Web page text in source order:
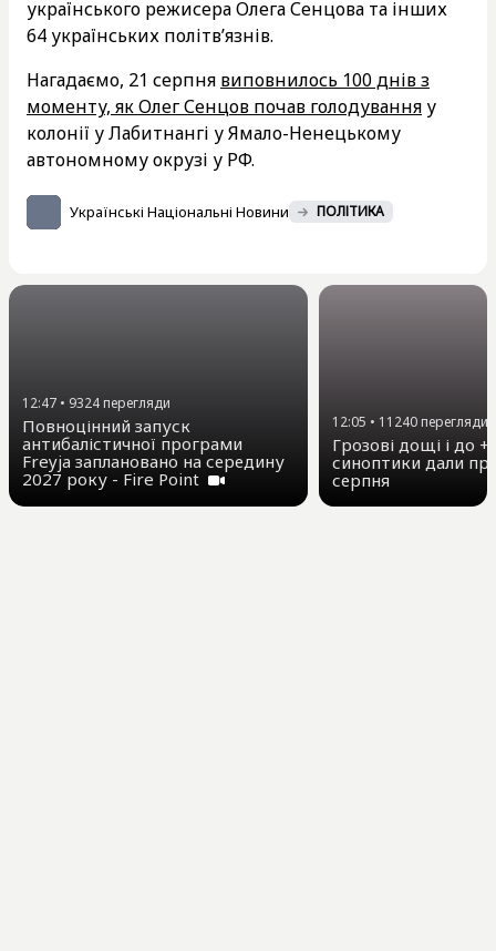
українського режисера Олега Сенцова та інших
64 українських політв’язнів.
Нагадаємо, 21 серпня виповнилось 100 днів з
моменту, як Олег Сенцов почав голодування у
колонії у Лабитнангі у Ямало-Ненецькому
автономному окрузі у РФ.
Українські Національні Новини ПОЛІТИКА
12:47 • 9324перегляди
Повноцінний запуск
антибалістичної програми
Freyja заплановано на середину
2027 року - Fire Point
12:05 • 11240перегляди
Грозові дощі і до
синоптики дали
серпня